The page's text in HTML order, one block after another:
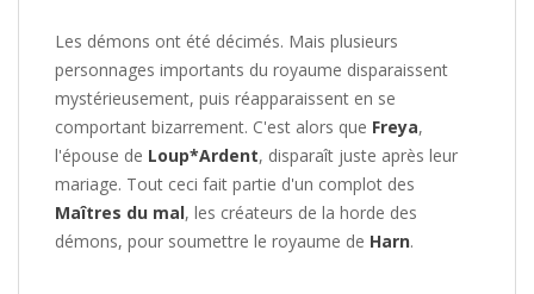
Les démons ont été décimés. Mais plusieurs
personnages importants du royaume disparaissent
mystérieusement, puis réapparaissent en se
comportant bizarrement. C'est alors que Freya,
l'épouse de Loup*Ardent, disparaît juste après leur
mariage. Tout ceci fait partie d'un complot des
Maîtres du mal, les créateurs de la horde des
démons, pour soumettre le royaume de Harn.